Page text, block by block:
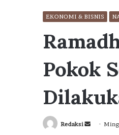
EKONOMI & BISNIS
Pokok
Redaksi
Send